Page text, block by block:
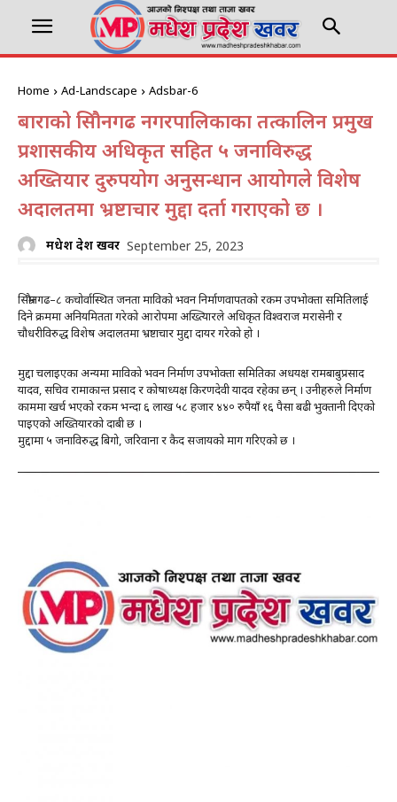
Home Ad-Landscape Adsbar-6
बाराको सिम्रौनगढ नगरपालिकाका तत्कालिन प्रमुख
प्रशासकीय अधिकृत सहित ५ जनाविरुद्ध
अख्तियार दुरुपयोग अनुसन्धान आयोगले विशेष
अदालतमा भ्रष्टाचार मुद्दा दर्ता गराएको छ ।
मधेश प्रदेश खवर September 25, 2023
सिम्रौनगढ–८ कचोर्वास्थित जनता माविको भवन निर्माणवापतको रकम उपभोक्ता समितिलाई
दिने क्रममा अनियमितता गरेको आरोपमा अख्त्यिारले अधिकृत विश्वराज मरासेनी र
चौधरीविरुद्ध विशेष अदालतमा भ्रष्टाचार मुद्दा दायर गरेको हो ।
मुद्दा चलाइएका अन्यमा माविको भवन निर्माण उपभोक्ता समितिका अधयक्ष रामबाबुप्रसाद
यादव, सचिव रामाकान्त प्रसाद र कोषाध्यक्ष किरणदेवी यादव रहेका छन् । उनीहरुले निर्माण
काममा खर्च भएको रकम भन्दा ६ लाख ५८ हजार ४४० रुपैयाँ १६ पैसा बढी भुक्तानी दिएको
पाइएको अख्तियारको दाबी छ ।
मुद्दामा ५ जनाविरुद्ध बिगो, जरिवाना र कैद सजायको माग गरिएको छ ।